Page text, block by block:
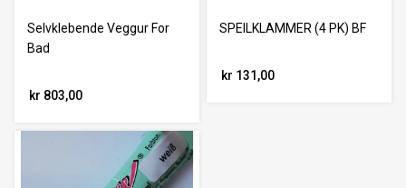
Selvklebende Veggur For
Bad
kr 803,00
SPEILKLAMMER (4 PK) BF
kr 131,00